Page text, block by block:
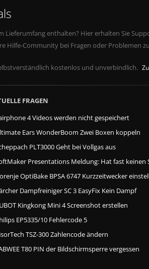
enthalten? Hier erhalten Sie
Hilfe-Community bei Fragen oder Problemen
kostenlos und unverbindlich.
FRAGEN
4 Videos werden nicht gespeichert
Ears WonderBoom Zwei Boxen koppeln
PLT3000 Geht bei Vollgas aus
Presentations Meldung: Hat fast keinen
OptiBake BPSA 6747 Kurzzeitwecker
Dampfreiniger SC 3 EasyFix Kein Dampf
Kingkong Mini 4 Screenshot erstellen
EP5335/10 Fehlercode 5
TSZ-300 Zahlencode ändern
T80 PIN der Bildschirmsperre vergessen